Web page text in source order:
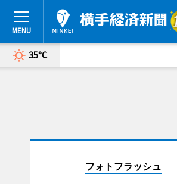
35°C
フォトフラッシュ